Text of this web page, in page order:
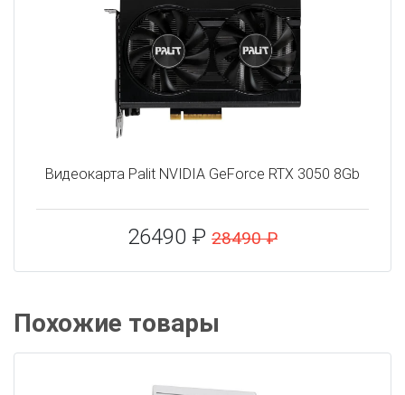
Видеокарта Palit NVIDIA GeForce RTX 3050 8Gb
26490 ₽ 28490 ₽
Похожие товары